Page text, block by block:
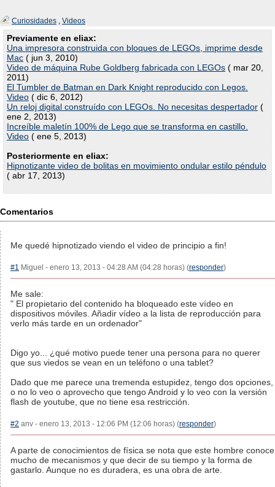
Curiosidades , Videos
Previamente en eliax:
Una impresora construida con bloques de LEGOs, imprime desde
Mac ( jun 3, 2010)
Video de máquina Rube Goldberg fabricada con LEGOs ( mar 20,
2011)
El Tumbler de Batman en Dark Knight reproducido con Legos.
Video ( dic 6, 2012)
Un reloj digital construído con LEGOs. No necesitas despertador (
ene 2, 2013)
Increíble maletín 100% de Lego que se transforma en castillo.
Video ( ene 5, 2013)
Posteriormente en eliax:
Hipnotizante video de bolitas en movimiento ondular estilo péndulo
( abr 17, 2013)
Comentarios
Me quedé hipnotizado viendo el video de principio a fin!
#1 Miguel - enero 13, 2013 - 04:28 AM (04:28 horas) (responder)
Me sale:
" El propietario del contenido ha bloqueado este vídeo en
dispositivos móviles. Añadir vídeo a la lista de reproducción para
verlo más tarde en un ordenador"
Digo yo... ¿qué motivo puede tener una persona para no querer
que sus viedos se vean en un teléfono o una tablet?
Dado que me parece una tremenda estupidez, tengo dos opciones,
o no lo veo o aprovecho que tengo Android y lo veo con la versión
flash de youtube, que no tiene esa restricción.
#2 anv - enero 13, 2013 - 12:06 PM (12:06 horas) (responder)
A parte de conocimientos de física se nota que este hombre conoce
mucho de mecanismos y que decir de su tiempo y la forma de
gastarlo. Aunque no es duradera, es una obra de arte.